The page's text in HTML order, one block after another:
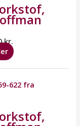
kr.
varianter.
Mulighederne
på
vare
varianter.